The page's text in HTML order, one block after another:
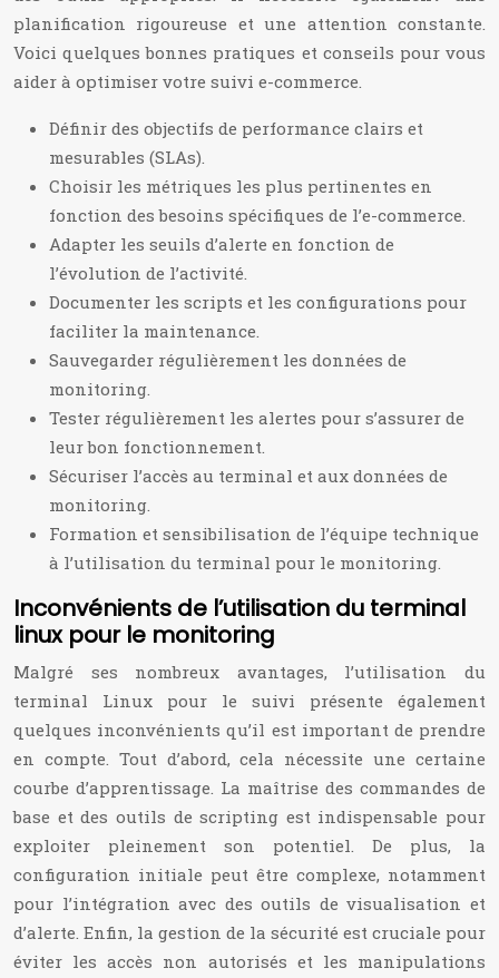
planification rigoureuse et une attention constante.
Voici quelques bonnes pratiques et conseils pour vous
aider à optimiser votre suivi e-commerce.
Définir des objectifs de performance clairs et
mesurables (SLAs).
Choisir les métriques les plus pertinentes en
fonction des besoins spécifiques de l’e-commerce.
Adapter les seuils d’alerte en fonction de
l’évolution de l’activité.
Documenter les scripts et les configurations pour
faciliter la maintenance.
Sauvegarder régulièrement les données de
monitoring.
Tester régulièrement les alertes pour s’assurer de
leur bon fonctionnement.
Sécuriser l’accès au terminal et aux données de
monitoring.
Formation et sensibilisation de l’équipe technique
à l’utilisation du terminal pour le monitoring.
Inconvénients de l’utilisation du terminal
linux pour le monitoring
Malgré ses nombreux avantages, l’utilisation du
terminal Linux pour le suivi présente également
quelques inconvénients qu’il est important de prendre
en compte. Tout d’abord, cela nécessite une certaine
courbe d’apprentissage. La maîtrise des commandes de
base et des outils de scripting est indispensable pour
exploiter pleinement son potentiel. De plus, la
configuration initiale peut être complexe, notamment
pour l’intégration avec des outils de visualisation et
d’alerte. Enfin, la gestion de la sécurité est cruciale pour
éviter les accès non autorisés et les manipulations